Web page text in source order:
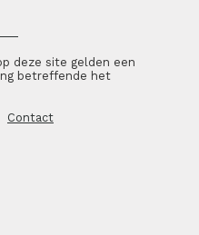
deze site gelden een
betreffende het
Contact